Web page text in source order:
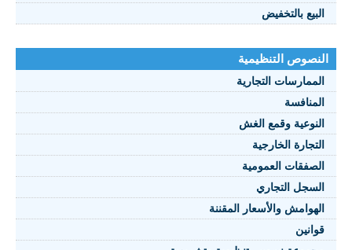
البيع بالتخفيض
النصوص التنظيمية
الممارسات التجارية
المنافسة
النوعية وقمع الغش
التجارة الخارجية
الصفقات العمومية
السجل التجاري
الهوامش والأسعار المقننة
قوانين